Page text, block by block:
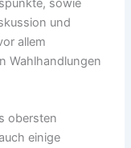
und
allem
Wahlhandlungen
obersten
einige